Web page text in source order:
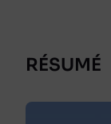
RÉSUMÉ